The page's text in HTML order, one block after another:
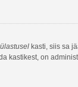
kasti, siis sa
kastikest, on